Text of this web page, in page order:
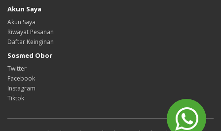
Akun Saya
Akun Saya
Riwayat Pesanan
Daftar Keinginan
Sosmed Obor
Twitter
Facebook
Instagram
Tiktok